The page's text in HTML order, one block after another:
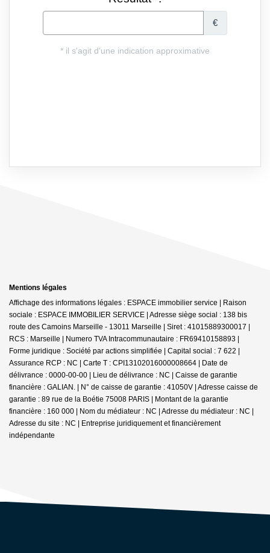
Mentions légales
Affichage des informations légales : ESPACE immobilier service | Raison
sociale : ESPACE IMMOBILIER SERVICE | Adresse siège social : 138 bis
route des Camoins Marseille - 13011 Marseille | Siret : 41015889300017 |
RCS : Marseille | Numero TVA Intracommunautaire : FR69410158893 |
Forme juridique : Société par actions simplifiée | Capital social : 7 622 |
Assurance RCP : NC | Carte T : CPI13102016000008664 | Date de
délivrance : 0000-00-00 | Lieu de délivrance : NC | Caisse de garantie
financière : GALIAN. | N° de caisse de garantie : 41050V | Adresse caisse de
garantie : 89 rue de la Boétie 75008 PARIS | Montant de la garantie
financière : 160 000 | Nom du médiateur : NC | Adresse du médiateur : NC |
Adresse du site : NC | Entreprise juridiquement et financièrement
indépendante